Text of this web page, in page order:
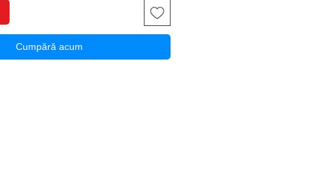
Cumpără acum